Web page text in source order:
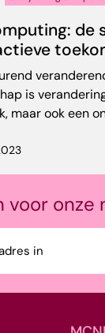
de
is
maar ook een
voor onze